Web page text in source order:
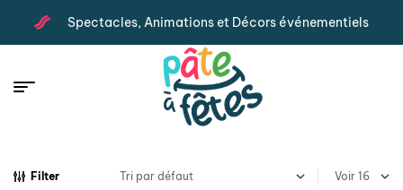
Spectacles, Animations et Décors événementiels
Filter Voir